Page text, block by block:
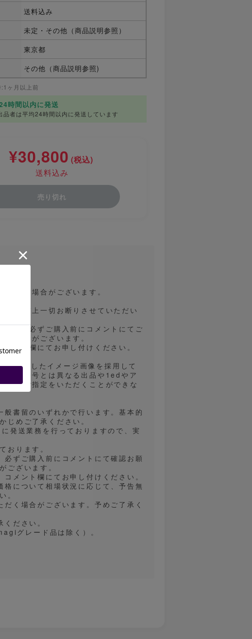
送料込み
未定・その他（商品説明参照）
東京都
その他（商品説明参照)
ヶ月以上前
時間以内に発送
品者は平均24時間以内に発送しています
¥30,800 (税込)
送料込み
売り切れ
られる場合がございます。
の性質上一切お断りさせていただい
ら、必ずご購入前にコメントにてご
る場合がございます。
ント欄にてお申し付けください。
使用したイメージ画像を採用して
鑑定番号とは異なる出品や1edやア
かなご指定をいただくことができな
書留のいずれかで行います。基本的
じめご了承ください。
発送業務を行っておりますので、実
おります。
ずご購入前にコメントにて確認お願
ございます。
メント欄にてお申し付けください。
について相場状況に応じて、予告無
。
く場合がございます。予めご了承く
ださい。
グレード品は除く）。